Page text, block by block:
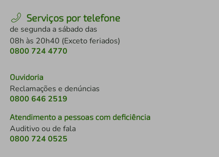
Serviços por telefone
de segunda a sábado das
08h às 20h40 (Exceto feriados)
0800 724 4770
Ouvidoria
Reclamações e denúncias
0800 646 2519
Atendimento a pessoas com deficiência
Auditivo ou de fala
0800 724 0525